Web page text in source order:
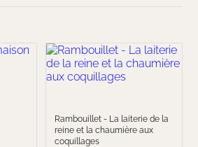
Rambouillet - La laiterie de la
reine et la chaumière aux
coquillages